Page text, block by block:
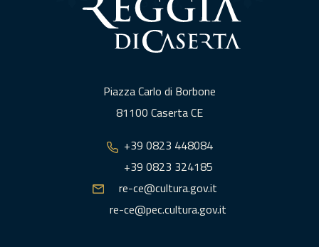
Piazza Carlo di Borbone
81100 Caserta CE
+39 0823 448084
+39 0823 324185
re-ce@cultura.gov.it
re-ce@pec.cultura.gov.it